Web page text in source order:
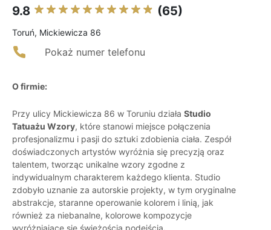
9.8 (65)
Toruń, Mickiewicza 86
Pokaż numer telefonu
O firmie:
Przy ulicy Mickiewicza 86 w Toruniu działa Studio
Tatuażu Wzory, które stanowi miejsce połączenia
profesjonalizmu i pasji do sztuki zdobienia ciała. Zespół
doświadczonych artystów wyróżnia się precyzją oraz
talentem, tworząc unikalne wzory zgodne z
indywidualnym charakterem każdego klienta. Studio
zdobyło uznanie za autorskie projekty, w tym oryginalne
abstrakcje, staranne operowanie kolorem i linią, jak
również za niebanalne, kolorowe kompozycje
wyróżniające się świeżością podejścia.